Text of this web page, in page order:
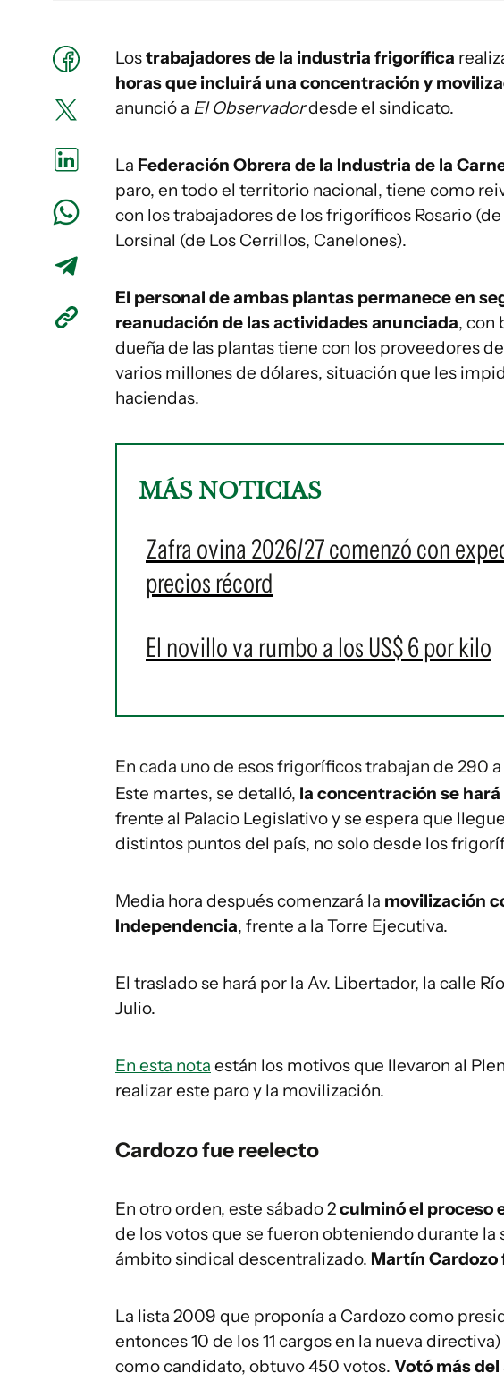
Lostrabajadores de la industria frigorífica
horas que incluirá una concentración y
anunció a El Observadordesde el sindicato.
La Federación Obrera de la Industria de la
paro, en todo el territorio nacional, tiene como
con los trabajadores de los frigoríficos Rosario
Lorsinal (de Los Cerrillos, Canelones).
El personal de ambas plantas permanece en
reanudación de las actividades anunciada, con
dueña de las plantas tiene con los proveedores
varios millones de dólares, situación que les
haciendas.
MÁS NOTICIAS
Zafra ovina 2026/27 comenzó con
precios récord
El novillo va rumbo a los US$ 6 por kilo
En cada uno de esos frigoríficos trabajan de 290
Este martes, se detalló, la concentración se hará
frente al Palacio Legislativo y se espera que
distintos puntos del país, no solo desde los
Media hora después comenzará la movilización
Independencia, frente a la Torre Ejecutiva.
El traslado se hará por la Av. Libertador, la calle
Julio.
En esta nota están los motivos que llevaron al
realizar este paro y la movilización.
Cardozo fue reelecto
En otro orden, este sábado 2culminó el proceso
de los votos que se fueron obteniendo durante la
ámbito sindical descentralizado. Martín
La lista 2009 que proponía a Cardozo como
entonces 10 de los 11 cargos en la nueva
como candidato, obtuvo 450 votos. Votó más